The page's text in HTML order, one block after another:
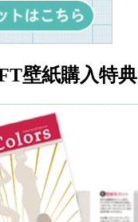
壁紙購入特典